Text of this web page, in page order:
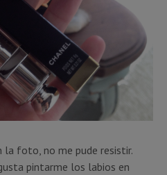
la foto, no me pude resistir.
pintarme los labios en